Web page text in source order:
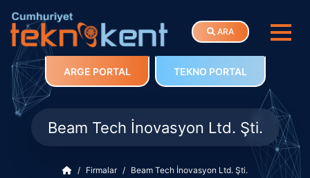
ARA
ARGE PORTAL TEKNO PORTAL
Beam Tech İnovasyon Ltd. Şti.
Firmalar Beam Tech İnovasyon Ltd. Şti.